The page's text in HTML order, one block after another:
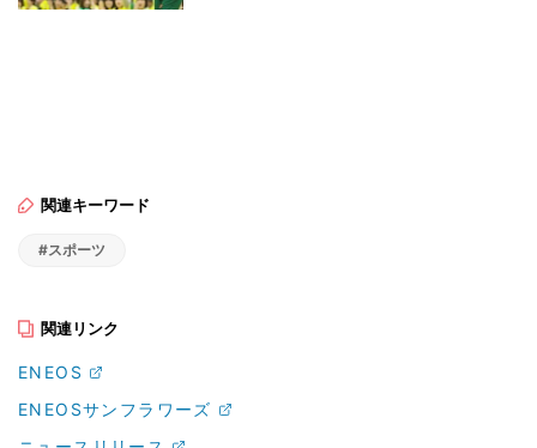
関連キーワード
#スポーツ
関連リンク
ENEOS
ENEOSサンフラワーズ